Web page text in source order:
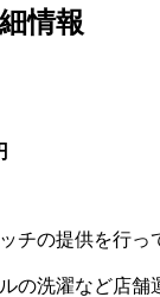
情報
チの提供を行っ
の洗濯など店